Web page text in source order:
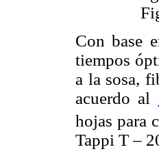
Con base
tiempos
a la sosa,
acuerdo al
hojas para
Tappi T –